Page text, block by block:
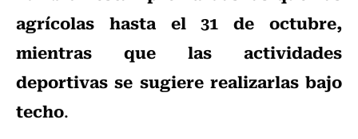
agrícolas hasta el 31 de octubre,
mientras que las actividades
deportivas se sugiere realizarlas bajo
techo.